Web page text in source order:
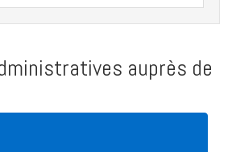
auprès de